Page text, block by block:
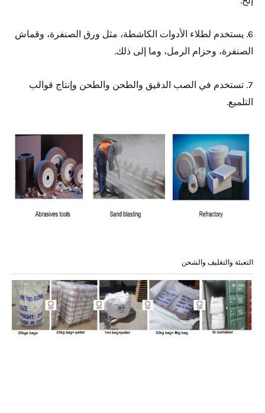
6. يستخدم لطلاء الأدوات الكاشطة، مثل ورق الصنفرة، وقماش
الصنفرة، وحزام الرمل، وما إلى ذلك.
7. تستخدم في الصب الدقيق والطحن والطحن وإنتاج قوالب
التلميع.
التعبئة والتغليف والشحن